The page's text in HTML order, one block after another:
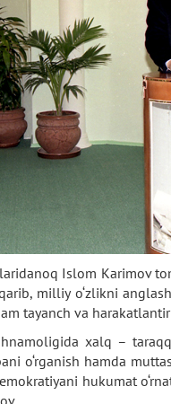
Islom Karimov
milliy o‘zlikni
tayanch va
xalq –
o‘rganish hamda
hukumat